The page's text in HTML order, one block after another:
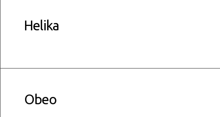
Helika
read more
Obeo
read more